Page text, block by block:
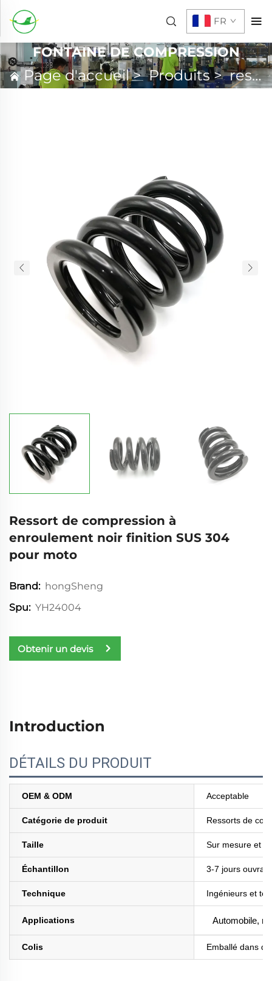
FR
FONTAINE DE COMPRESSION
Page d'accueil>Produits>ressort personnalisé
Ressort de compression à
enroulement noir finition SUS 304
pour moto
Brand: hongSheng
Spu: YH24004
Obtenir un devis
Introduction
DÉTAILS DU PRODUIT
OEM & ODM Acceptable
Catégorie de produit Ressorts de
Taille Sur mesure et
Échantillon 3-7 jours
Technique Ingénieurs et
Applications Automobile,
Colis Emballé dans